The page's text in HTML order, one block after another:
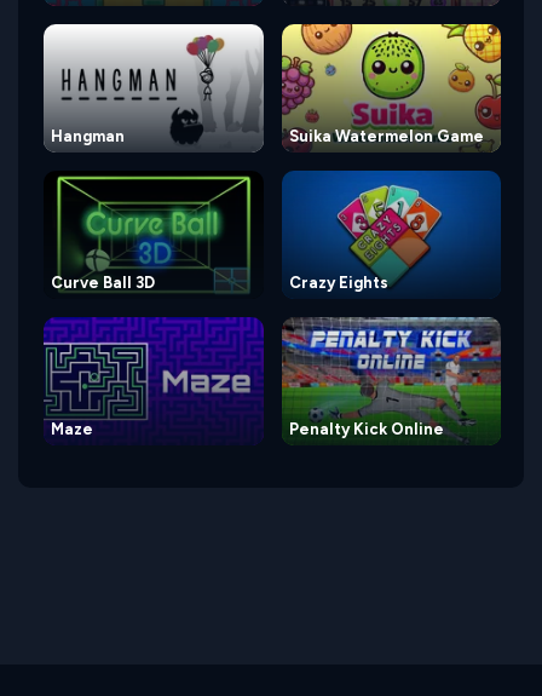
Hangman Suika Watermelon Game
Curve Ball 3D Crazy Eights
Maze Penalty Kick Online